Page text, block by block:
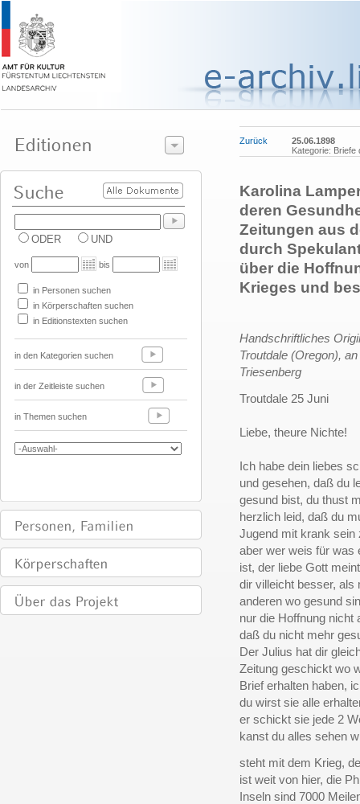
ODER UND
von bis
in Personen suchen
in Körperschaften suchen
in Editionstexten suchen
in den Kategorien suchen
in der Zeitleiste suchen
in Themen suchen
Zurück
25.06.1898
Kategorie: Briefe
Karolina
deren
Zeitungen aus
durch
über die
Krieges und
Handschriftliches
Troutdale (Oregon),
Triesenberg
Troutdale 25 Juni
Liebe, theure Nichte!
Ich habe dein liebes
und gesehen, daß du
gesund bist, du thust
herzlich leid, daß du
Jugend mit krank sein
aber wer weis für was
ist, der liebe Gott
dir villeicht besser, als
anderen wo gesund
nur die Hoffnung nicht
daß du nicht mehr
Der Julius hat dir
Zeitung geschickt wo
Brief erhalten haben,
du wirst sie alle
er schickt sie jede 2
kanst du alles sehen
steht mit dem Krieg,
ist weit von hier, die
Inseln sind 7000